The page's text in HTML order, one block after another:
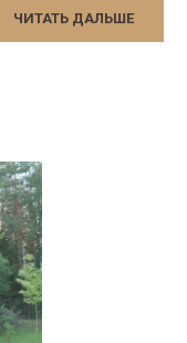
ЧИТАТЬ ДАЛЬШЕ